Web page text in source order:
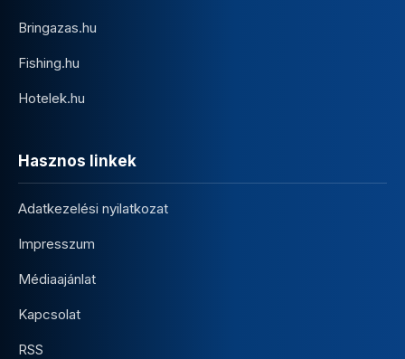
Bringazas.hu
Fishing.hu
Hotelek.hu
Hasznos linkek
Adatkezelési nyilatkozat
Impresszum
Médiaajánlat
Kapcsolat
RSS